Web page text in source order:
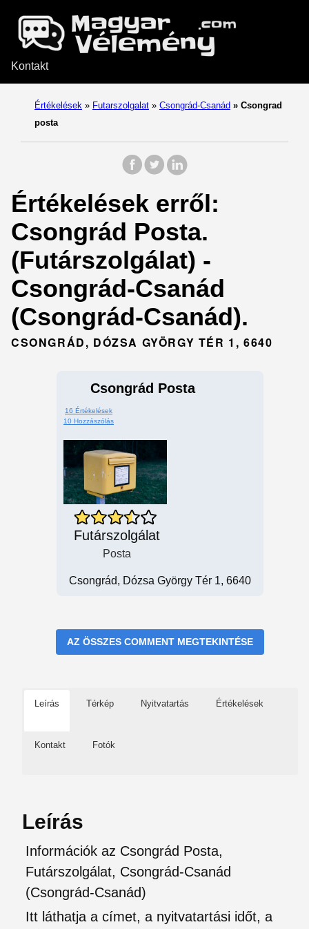
Kontakt
Értékelések » Futarszolgalat » Csongrád-Csanád » Csongrad
posta
Értékelések erről:
Csongrád Posta.
(Futárszolgálat) -
Csongrád-Csanád
(Csongrád-Csanád).
CSONGRÁD, DÓZSA GYÖRGY TÉR 1, 6640
Csongrád Posta
16 Értékelések
10 Hozzászólás
Futárszolgálat
Posta
Csongrád, Dózsa György Tér 1, 6640
AZ ÖSSZES COMMENT MEGTEKINTÉSE
Leírás Térkép Nyitvatartás Értékelések
Kontakt Fotók
Leírás
Információk az Csongrád Posta,
Futárszolgálat, Csongrád-Csanád
(Csongrád-Csanád)
Itt láthatja a címet, a nyitvatartási időt, a